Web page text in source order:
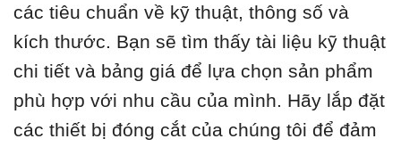
các tiêu chuẩn về kỹ thuật, thông số và
kích thước. Bạn sẽ tìm thấy tài liệu kỹ thuật
chi tiết và bảng giá để lựa chọn sản phẩm
phù hợp với nhu cầu của mình. Hãy lắp đặt
các thiết bị đóng cắt của chúng tôi để đảm